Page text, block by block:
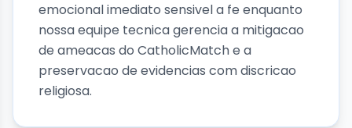
emocional imediato sensivel a fe enquanto
nossa equipe tecnica gerencia a mitigacao
de ameacas do CatholicMatch e a
preservacao de evidencias com discricao
religiosa.